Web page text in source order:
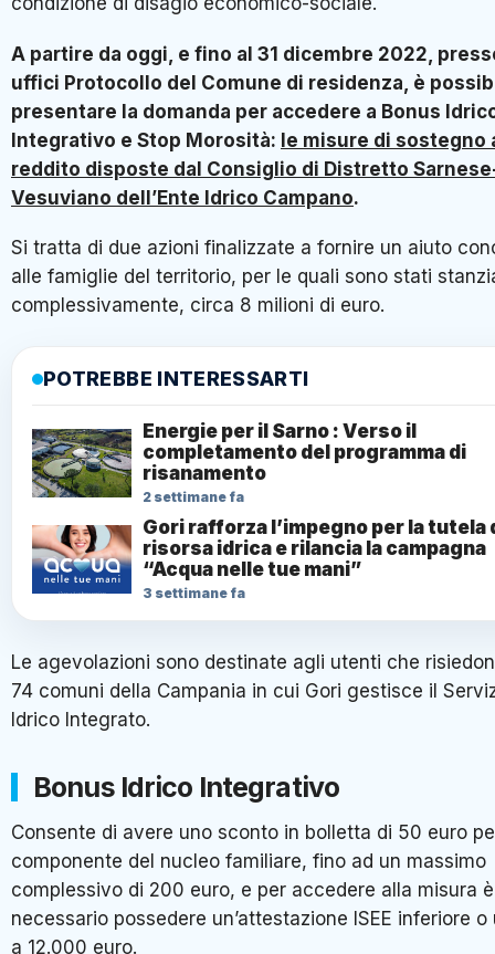
A partire da oggi, e fino al 31 dicembre 2022,
uffici Protocollo del Comune di residenza, è
presentare la domanda per accedere a Bonus
Integrativo e Stop Morosità: le misure di sostegno
reddito disposte dal Consiglio di Distretto
Vesuviano dell’Ente Idrico Campano.
Si tratta di due azioni finalizzate a fornire un aiuto
alle famiglie del territorio, per le quali sono stati
complessivamente, circa 8 milioni di euro.
POTREBBE INTERESSARTI
Energie per il Sarno : Verso il
completamento del programma di
risanamento
2 settimane fa
Gori rafforza l’impegno per la tutela
risorsa idrica e rilancia la campagna
“Acqua nelle tue mani”
3 settimane fa
Le agevolazioni sono destinate agli utenti che
74 comuni della Campania in cui Gori gestisce il
Idrico Integrato.
Bonus Idrico Integrativo
Consente di avere uno sconto in bolletta di 50 euro
componente del nucleo familiare, fino ad un massimo
complessivo di 200 euro, e per accedere alla misura è
necessario possedere un’attestazione ISEE inferiore o
a 12.000 euro.